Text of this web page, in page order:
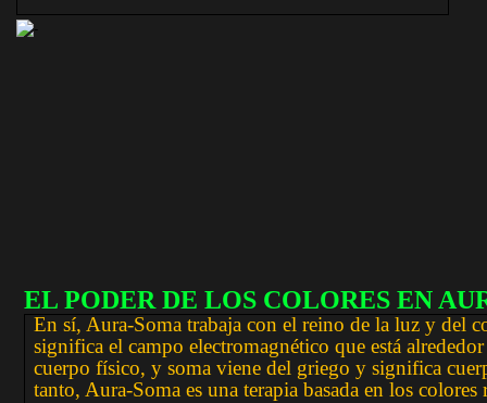
EL PODER DE LOS COLORES EN
En sí, Aura-Soma trabaja con el reino de la luz y del
significa el campo electromagnético que está
cuerpo físico, y soma viene del griego y significa
tanto, Aura-Soma es una terapia basada en los colores